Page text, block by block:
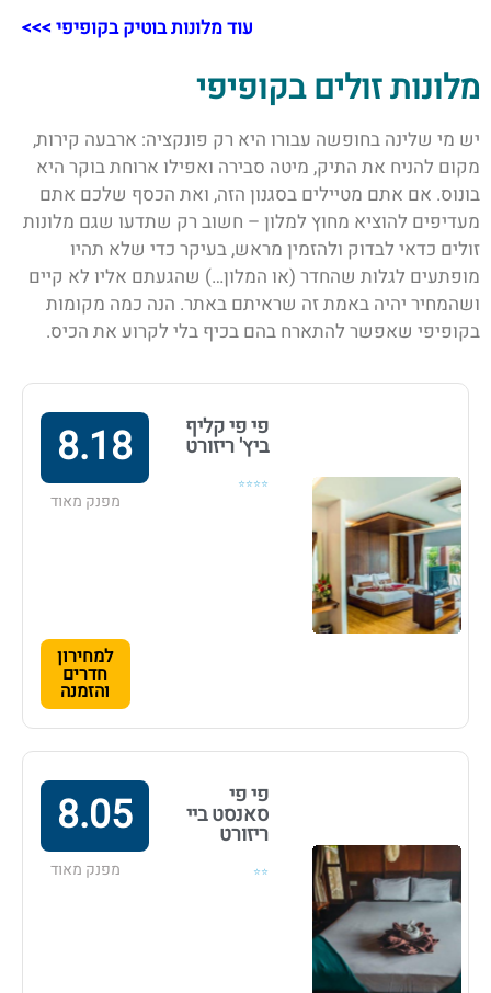
עוד מלונות בוטיק בקופיפי >>>
מלונות זולים בקופיפי
יש מי שלינה בחופשה עבורו היא רק פונקציה: ארבעה קירות,
מקום להניח את התיק, מיטה סבירה ואפילו ארוחת בוקר היא
בונוס. אם אתם מטיילים בסגנון הזה, ואת הכסף שלכם אתם
מעדיפים להוציא מחוץ למלון – חשוב רק שתדעו שגם מלונות
זולים כדאי לבדוק ולהזמין מראש, בעיקר כדי שלא תהיו
מופתעים לגלות שהחדר (או המלון…) שהגעתם אליו לא קיים
ושהמחיר יהיה באמת זה שראיתם באתר. הנה כמה מקומות
בקופיפי שאפשר להתארח בהם בכיף בלי לקרוע את הכיס.
פי פי קליף
ביץ' ריזורט
⭐⭐⭐⭐
8.18
מפנק מאוד
למחירון
חדרים
והזמנה
פי פי
סאנסט ביי
ריזורט
⭐⭐
8.05
מפנק מאוד